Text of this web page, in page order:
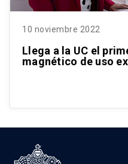
10 noviembre 2022
Llega a la UC el
magnético de uso